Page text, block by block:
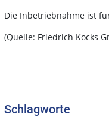
Die Inbetriebnahme ist
(Quelle: Friedrich Kocks
Schlagworte